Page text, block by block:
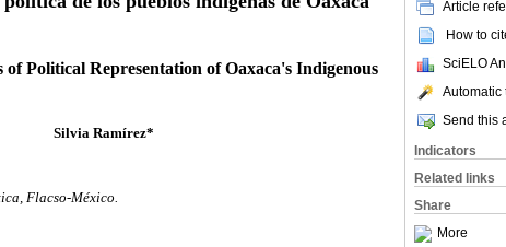
Article
How to
SciELO
Automatic
Send this
Indicators
Related links
Share
More
Political Representation of Oaxaca's Indigenous
Silvia Ramírez*
Flacso-México.